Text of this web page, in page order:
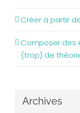
Créer à partir
Composer des
(trop) de
Archives